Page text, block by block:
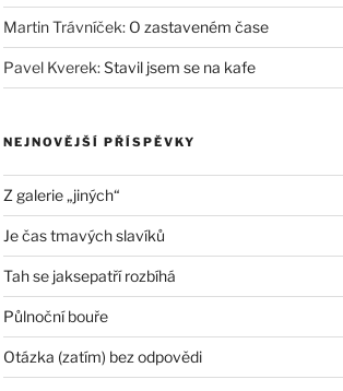
Martin Trávníček: O zastaveném čase
Pavel Kverek:Stavil jsem se na kafe
NEJNOVĚJŠÍ PŘÍSPĚVKY
Z galerie „jiných“
Je čas tmavých slavíků
Tah se jaksepatří rozbíhá
Půlnoční bouře
Otázka (zatím) bez odpovědi